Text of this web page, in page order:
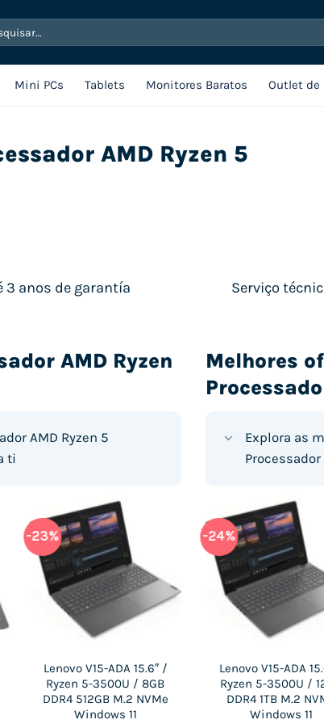
Mini PCs Tablets Monitores Baratos Outlet
AMD Ryzen 5
3 anos de garantía Serviço
AMD Ryzen
AMD Ryzen 5
ti
-23%
Lenovo V15-ADA 15.6″ /
Ryzen 5-3500U / 8GB
DDR4 512GB M.2 NVMe
Windows 11
-43%
Lenovo E14 GEN 3
Ryzen 5-5500U /
DDR4 1TB M.2
Windows 11
Melhores
Explora as
-24%
Lenovo V15-ADA
Ryzen 5-3500U /
DDR4 1TB M.2
Windows 11
-60%
HP 245 G8 14″ / Ryzen
5-3500U / 16GB DDR4
512GB M.2 SATA
Windows 10